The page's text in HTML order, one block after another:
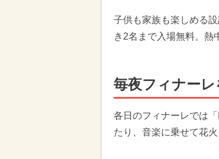
子供も家族も楽しめる
き2名まで入場無料。熱
毎夜フィナー
各日のフィナーレでは
たり、音楽に乗せて花